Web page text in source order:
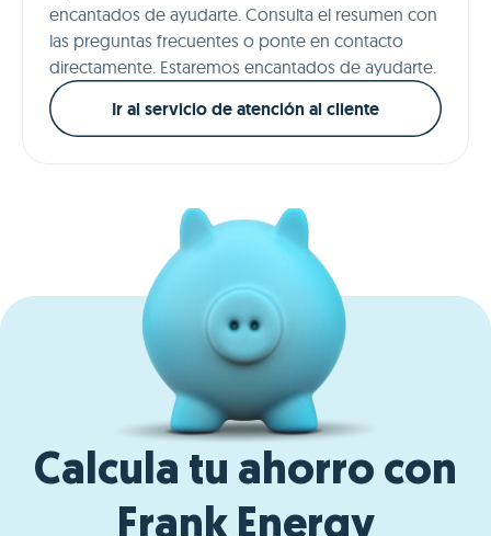
encantados de ayudarte. Consulta el resumen con
las preguntas frecuentes o ponte en contacto
directamente. Estaremos encantados de ayudarte.
Ir al servicio de atención al cliente
Calcula tu ahorro con
Frank Energy